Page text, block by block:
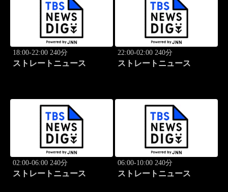
18:00-22:00 240分
ストレートニュース
22:00-02:00 240分
ストレートニュース
02:00-06:00 240分
ストレートニュース
06:00-10:00 240分
ストレートニュース